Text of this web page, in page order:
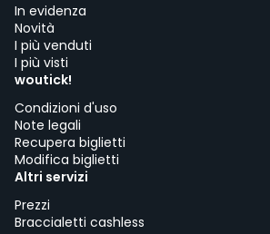
In evidenza
Novità
I più venduti
I più visti
woutick!
Condizioni d'uso
Note legali
Recupera biglietti
Modifica biglietti
Altri servizi
Prezzi
Braccialetti cashless